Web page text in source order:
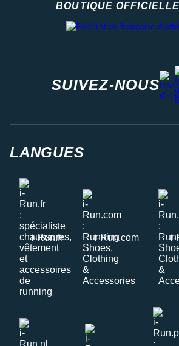
BOUTIQUE
SUIVEZ-NOUS
LANGUES
i-Run.fr i-Run.com i-